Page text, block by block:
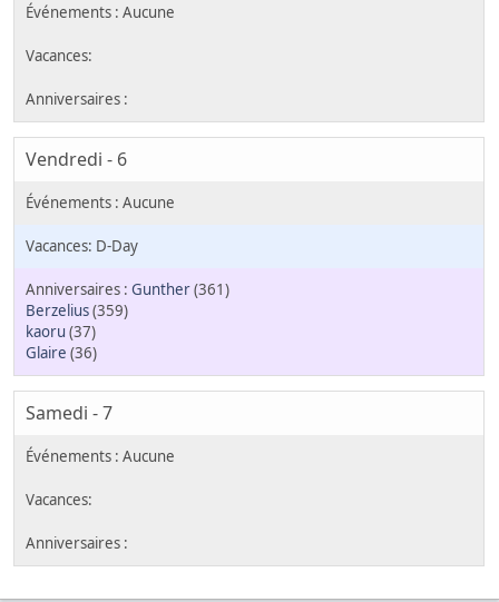
Vendredi - 6
D-Day
Gunther(361)
Berzelius(359)
kaoru (37)
Glaire (36)
Samedi - 7